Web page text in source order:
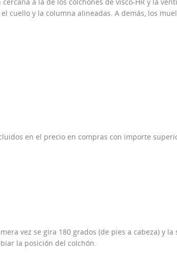
cuello y la columna alineadas. A demás, los
en el precio en compras con importe
vez se gira 180 grados (de pies a cabeza) y la
la posición del colchón.